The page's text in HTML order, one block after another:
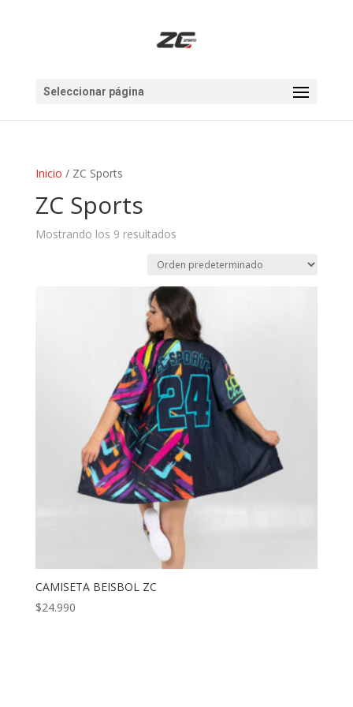
Seleccionar página
Inicio / ZC Sports
ZC Sports
Mostrando los 9 resultados
CAMISETA BEISBOL ZC
$24.990